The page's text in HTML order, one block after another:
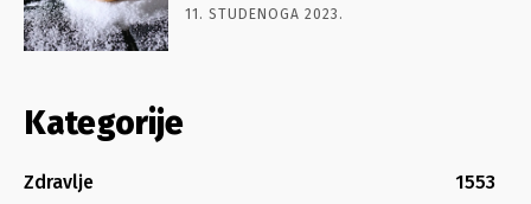
11. STUDENOGA 2023.
Kategorije
Zdravlje
1553